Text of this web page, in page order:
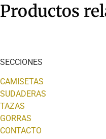
Productos
SECCIONES
CAMISETAS
SUDADERAS
TAZAS
GORRAS
CONTACTO